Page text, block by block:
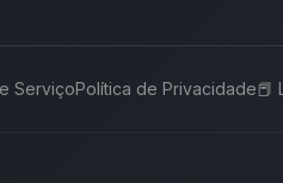
ServiçoPolítica de Privacidade📕